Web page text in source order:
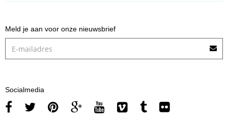
Meld je aan voor onze nieuwsbrief
Socialmedia